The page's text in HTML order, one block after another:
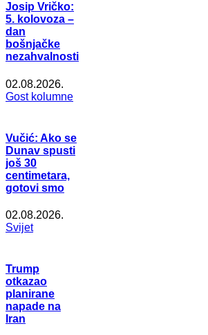
Josip Vričko:
5. kolovoza –
dan
bošnjačke
nezahvalnosti
02.08.2026.
Gost kolumne
Vučić: Ako se
Dunav spusti
još 30
centimetara,
gotovi smo
02.08.2026.
Svijet
Trump
otkazao
planirane
napade na
Iran